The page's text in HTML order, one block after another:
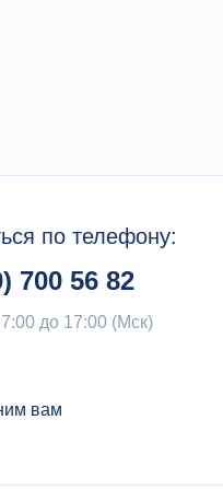
по телефону:
700 56 82
до 17:00 (Мск)
вам